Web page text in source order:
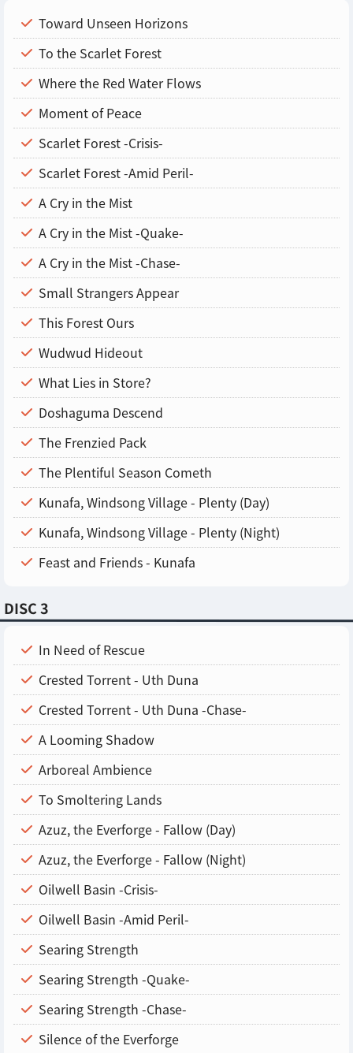
Toward Unseen Horizons
To the Scarlet Forest
Where the Red Water Flows
Moment of Peace
Scarlet Forest -Crisis-
Scarlet Forest -Amid Peril-
A Cry in the Mist
A Cry in the Mist -Quake-
A Cry in the Mist -Chase-
Small Strangers Appear
This Forest Ours
Wudwud Hideout
What Lies in Store?
Doshaguma Descend
The Frenzied Pack
The Plentiful Season Cometh
Kunafa, Windsong Village - Plenty (Day)
Kunafa, Windsong Village - Plenty (Night)
Feast and Friends - Kunafa
DISC 3
In Need of Rescue
Crested Torrent - Uth Duna
Crested Torrent - Uth Duna -Chase-
A Looming Shadow
Arboreal Ambience
To Smoltering Lands
Azuz, the Everforge - Fallow (Day)
Azuz, the Everforge - Fallow (Night)
Oilwell Basin -Crisis-
Oilwell Basin -Amid Peril-
Searing Strength
Searing Strength -Quake-
Searing Strength -Chase-
Silence of the Everforge